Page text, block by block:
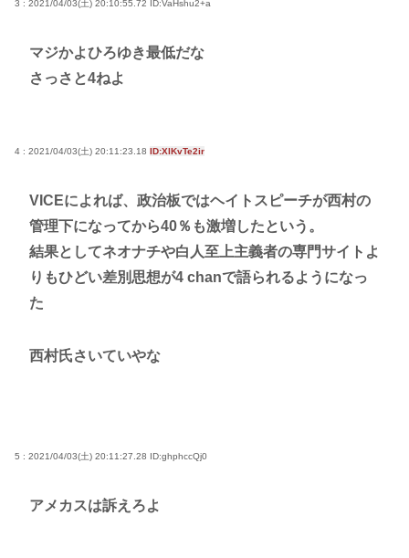
3 : 2021/04/03(土) 20:10:55.72 ID:VaHshu2+a
マジかよひろゆき最低だな
さっさと4ねよ
4 : 2021/04/03(土) 20:11:23.18 ID:XlKvTe2ir
VICEによれば、政治板ではヘイトスピーチが西村の
管理下になってから40％も激増したという。
結果としてネオナチや白人至上主義者の専門サイトよ
りもひどい差別思想が4 chanで語られるようになっ
た
西村氏さいていやな
5 : 2021/04/03(土) 20:11:27.28 ID:ghphccQj0
アメカスは訴えろよ